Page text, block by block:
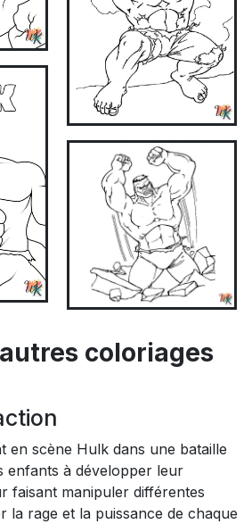
coloriages
en scène Hulk dans une bataille
enfants à développer leur
faisant manipuler différentes
la rage et la puissance de chaque